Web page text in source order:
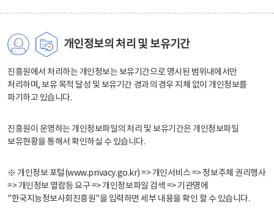
개인정보의 처리 및 보유기간
진흥원에서 처리하는 개인정보는 보유기간으로 명시된 범위내에서만
처리하며, 보유 목적 달성 및 보유기간 경과의 경우 지체 없이 개인정보를
파기하고 있습니다.
진흥원이 운영하는 개인정보파일의 처리 및 보유기간은 개인정보파일
보유현황을 통해서 확인하실 수 있습니다.
※ 개인정보 포털(www.privacy.go.kr) => 개인서비스 => 정보주체 권리행사
=> 개인정보 열람등 요구 => 개인정보파일 검색 => 기관명에
"한국지능정보사회진흥원"을 입력하면 세부 내용을 확인 할 수 있습니다.